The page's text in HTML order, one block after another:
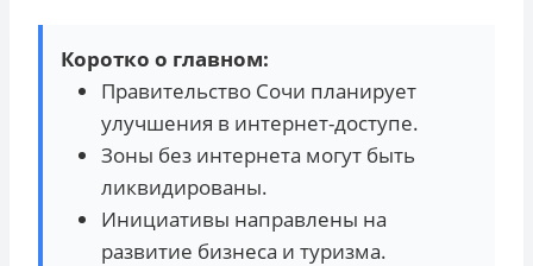
Коротко о главном:
Правительство Сочи планирует
улучшения в интернет-доступе.
Зоны без интернета могут быть
ликвидированы.
Инициативы направлены на
развитие бизнеса и туризма.